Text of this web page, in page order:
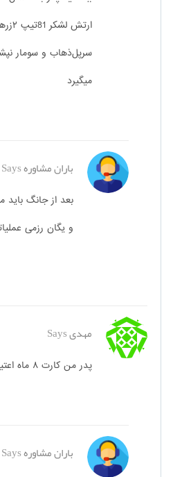
سرپل‌ذهاب و سومار
میگیرد
باران مشاورهSays
بعد از جانگ
و یگان رزمی
مهدیSays
پدر من کارت ۸ ماه اعتیاد داری یعنی کسری داره
باران مشاورهSays